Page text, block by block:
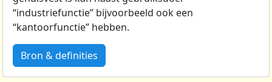
“industriefunctie” bijvoorbeeld ook een
“kantoorfunctie” hebben.
Bron & definities